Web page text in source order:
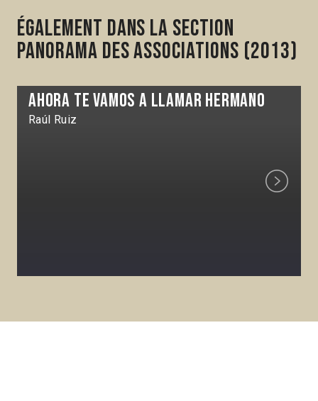
Également dans la section
Panorama des associations (2013)
Ahora te vamos a llamar hermano
Raúl Ruiz
Next